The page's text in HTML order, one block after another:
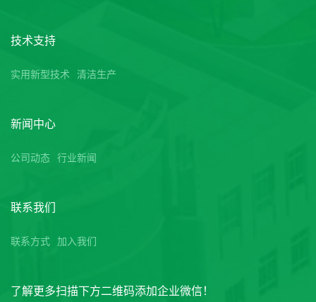
技术支持
实用新型技术 清洁生产
新闻中心
公司动态 行业新闻
联系我们
联系方式 加入我们
了解更多扫描下方二维码添加企业微信！